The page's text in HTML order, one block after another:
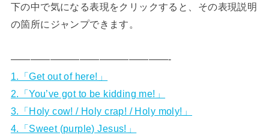
下の中で気になる表現をクリックすると、その表現説明
の箇所にジャンプできます。
————————————————-
1.「Get out of here!」
2.「You’ve got to be kidding me!」
3.「Holy cow! / Holy crap! / Holy moly!」
4.「Sweet (purple) Jesus!」